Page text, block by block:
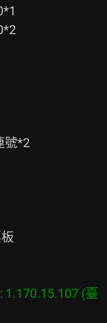
號*2
1.170.15.107 (臺